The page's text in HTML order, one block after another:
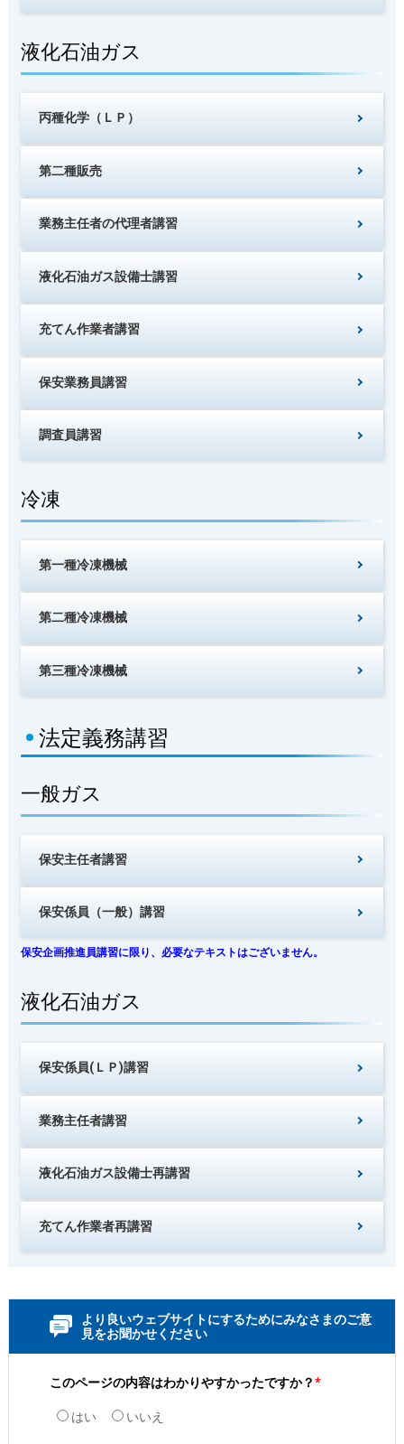
液化石油ガス
丙種化学（ＬＰ）
第二種販売
業務主任者の代理者講習
液化石油ガス設備士講習
充てん作業者講習
保安業務員講習
調査員講習
冷凍
第一種冷凍機械
第二種冷凍機械
第三種冷凍機械
法定義務講習
一般ガス
保安主任者講習
保安係員（一般）講習
保安企画推進員講習に限り、必要なテキストはございません。
液化石油ガス
保安係員(ＬＰ)講習
業務主任者講習
液化石油ガス設備士再講習
充てん作業者再講習
より良いウェブサイトにするためにみなさまのご意
見をお聞かせください
このページの内容はわかりやすかったですか？*
はい いいえ